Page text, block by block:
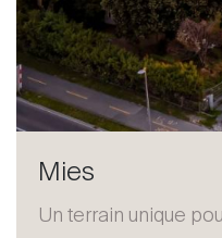
Mies
Un terrain unique